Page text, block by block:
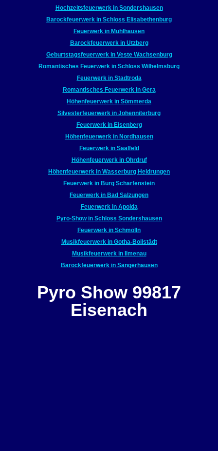
Hochzeitsfeuerwerk in Sondershausen
Barockfeuerwerk in Schloss Elisabethenburg
Feuerwerk in Mühlhausen
Barockfeuerwerk in Utzberg
Geburtstagsfeuerwerk in Veste Wachsenburg
Romantisches Feuerwerk in Schloss Wilhelmsburg
Feuerwerk in Stadtroda
Romantisches Feuerwerk in Gera
Höhenfeuerwerk in Sömmerda
Silvesterfeuerwerk in Johenniterburg
Feuerwerk in Eisenberg
Höhenfeuerwerk in Nordhausen
Feuerwerk in Saalfeld
Höhenfeuerwerk in Ohrdruf
Höhenfeuerwerk in Wasserburg Heldrungen
Feuerwerk in Burg Scharfenstein
Feuerwerk in Bad Salzungen
Feuerwerk in Apolda
Pyro-Show in Schloss Sondershausen
Feuerwerk in Schmölln
Musikfeuerwerk in Gotha-Boilstädt
Musikfeuerwerk in Ilmenau
Barockfeuerwerk in Sangerhausen
Pyro Show 99817
Eisenach